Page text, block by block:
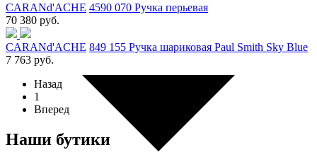
CARANd'ACHE 4590 070 Ручка перьевая
70 380 руб.
CARANd'ACHE 849 155 Ручка шариковая Paul Smith Sky Blue
7 763 руб.
Назад
1
Вперед
Наши бутики